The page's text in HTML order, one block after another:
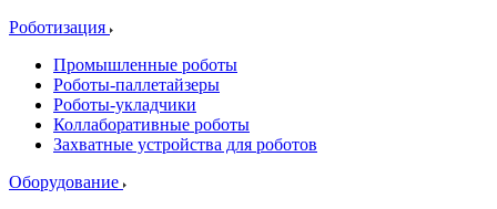
Роботизация
Промышленные роботы
Роботы-паллетайзеры
Роботы-укладчики
Коллаборативные роботы
Захватные устройства для роботов
Оборудование